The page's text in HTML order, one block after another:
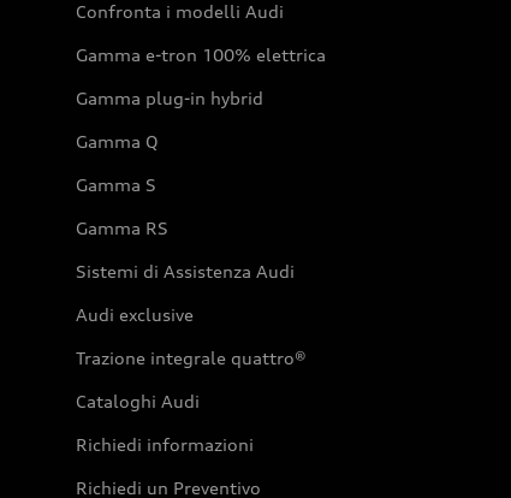
Confronta i modelli Audi
Gamma e-tron 100% elettrica
Gamma plug-in hybrid
Gamma Q
Gamma S
Gamma RS
Sistemi di Assistenza Audi
Audi exclusive
Trazione integrale quattro®
Cataloghi Audi
Richiedi informazioni
Richiedi un Preventivo